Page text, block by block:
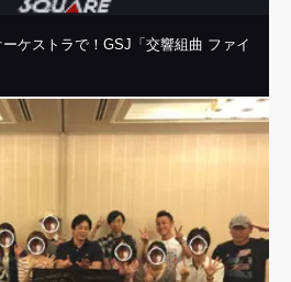
ケストラで！GSJ「交響組曲 ファイ